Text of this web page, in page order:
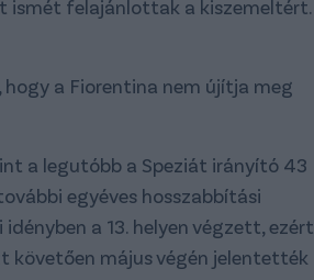
ismét felajánlottak a kiszemeltért.
a Fiorentina nem újítja meg
a legutóbb a Speziát irányító 43
egyéves hosszabbítási
a 13. helyen végzett, ezért
követően május végén jelentették